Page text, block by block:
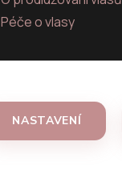
Péče o vlasy
NASTAVENÍ